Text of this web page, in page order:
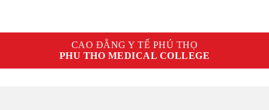
CAO ĐẲNG Y TẾ PHÚ THỌ
PHU THO MEDICAL COLLEGE